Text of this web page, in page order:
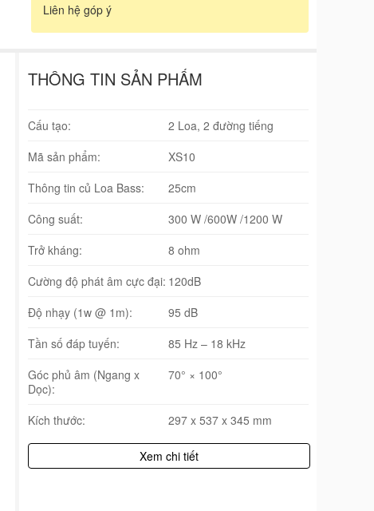
Liên hệ góp ý
THÔNG TIN SẢN PHẨM
Cấu tạo:
2 Loa, 2 đường tiếng
Mã sản phẩm:
XS10
Thông tin củ Loa Bass:
25cm
Công suất:
300 W /600W /1200 W
Trở kháng:
8 ohm
Cường độ phát âm cực đại: 120dB
Độ nhạy (1w @ 1m):
95 dB
Tần số đáp tuyến:
85 Hz – 18 kHz
Góc phủ âm (Ngang x
Dọc):
70° × 100°
Kích thước: 297 x 537 x 345 mm
Xem chi tiết